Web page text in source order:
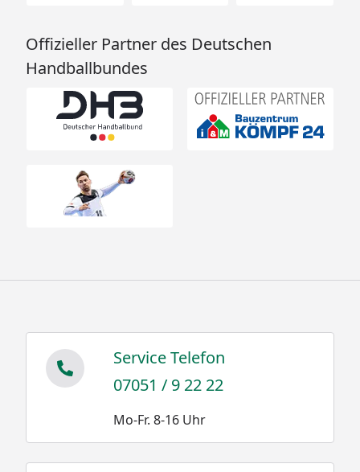
Offizieller Partner des Deutschen
Handballbundes
Service Telefon
07051 / 9 22 22
Mo-Fr. 8-16 Uhr